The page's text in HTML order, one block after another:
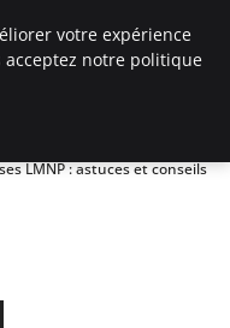
LMNP : astuces et conseils
votre expérience
acceptez notre politique